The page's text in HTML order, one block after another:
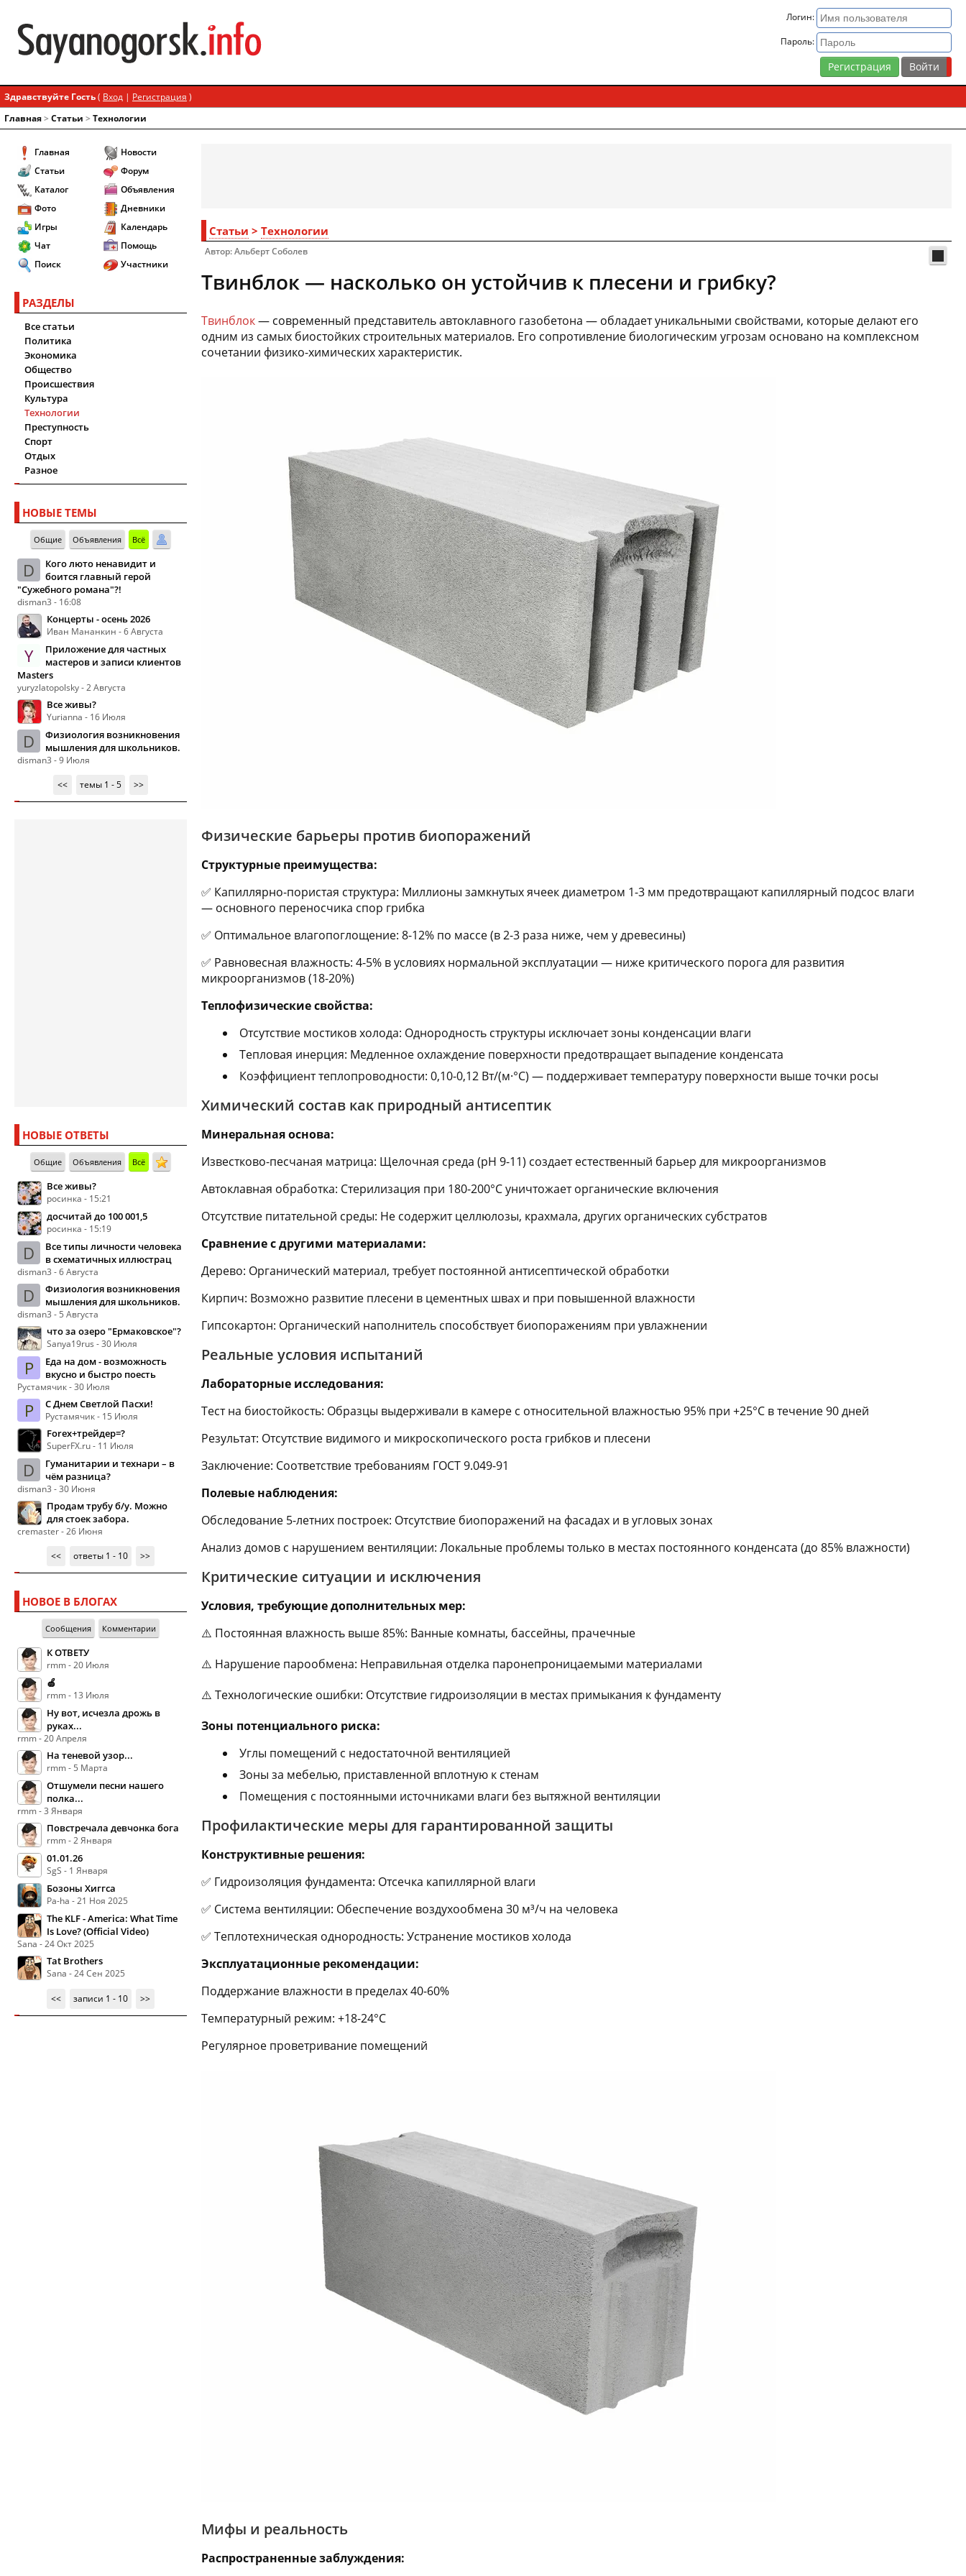
Логин:
Пароль:
Регистрация
Здравствуйте Гость( Вход | Регистрация )
Главная> Статьи > Технологии
Главная
Статьи
Каталог
Фото
Игры
Чат
Поиск
Новости
Форум
Объявления
Дневники
Календарь
Помощь
Участники
РАЗДЕЛЫ
Все статьи
Политика
Экономика
Общество
Происшествия
Культура
Технологии
Преступность
Спорт
Отдых
Разное
НОВЫЕ ТЕМЫ
Общие Объявления Всё
D
Кого люто ненавидит и
боится главный герой
"Сужебного романа"?!
disman3 - 16:08
Концерты - осень 2026
Иван Мананкин - 6 Августа
Y
Приложение для частных
мастеров и записи клиентов
Masters
yuryzlatopolsky - 2 Августа
Все живы?
Yurianna - 16 Июля
D
Физиология возникновения
мышления для школьников.
disman3 - 9 Июля
<<
темы 1 - 5 >>
НОВЫЕ ОТВЕТЫ
Общие Объявления Всё
Все живы?
росинка - 15:21
досчитай до 100 001,5
росинка - 15:19
D
Все типы личности человека
в схематичных иллюстрац
disman3 - 6 Августа
D
Физиология возникновения
мышления для школьников.
disman3 - 5 Августа
что за озеро "Ермаковское"?
Sanya19rus - 30 Июля
Р
Еда на дом - возможность
вкусно и быстро поесть
Рустамячик - 30 Июля
Р С Днем Светлой Пасхи!
Рустамячик - 15 Июля
Forex+трейдер=?
SuperFX.ru - 11 Июля
D
Гуманитарии и технари – в
чём разница?
disman3 - 30 Июня
Продам трубу б/у. Можно
для стоек забора.
cremaster - 26 Июня
<<
ответы 1 - 10 >>
НОВОЕ В БЛОГАХ
Сообщения Комментарии
К ОТВЕТУ
rmm - 20 Июля
🍏
rmm - 13 Июля
Ну вот, исчезла дрожь в
руках...
rmm - 20 Апреля
На теневой узор...
rmm - 5 Марта
Отшумели песни нашего
полка...
rmm - 3 Января
Повстречала девчонка бога
rmm - 2 Января
01.01.26
SgS - 1 Января
Бозоны Хиггса
Pa-ha - 21 Ноя 2025
The KLF - America: What Time
Is Love? (Official Video)
Sana - 24 Окт 2025
Tat Brothers
Sana - 24 Сен 2025
<< записи 1 - 10 >>
Статьи > Технологии
Автор: Альберт Соболев
Твинблок — насколько он устойчив к плесени и грибку?
Твинблок— современный представитель автоклавного газобетона — обладает уникальными свойствами, которые делают его
одним из самых биостойких строительных материалов. Его сопротивление биологическим угрозам основано на комплексном
сочетании физико-химических характеристик.
Физические барьеры против биопоражений
Структурные преимущества:
✅ Капиллярно-пористая структура: Миллионы замкнутых ячеек диаметром 1-3 мм предотвращают капиллярный подсос влаги
— основного переносчика спор грибка
✅ Оптимальное влагопоглощение: 8-12% по массе (в 2-3 раза ниже, чем у древесины)
✅ Равновесная влажность: 4-5% в условиях нормальной эксплуатации — ниже критического порога для развития
микроорганизмов (18-20%)
Теплофизические свойства:
Отсутствие мостиков холода: Однородность структуры исключает зоны конденсации влаги
Тепловая инерция: Медленное охлаждение поверхности предотвращает выпадение конденсата
Коэффициент теплопроводности: 0,10-0,12 Вт/(м·°C) — поддерживает температуру поверхности выше точки росы
Химический состав как природный антисептик
Минеральная основа:
Известково-песчаная матрица: Щелочная среда (pH 9-11) создает естественный барьер для микроорганизмов
Автоклавная обработка: Стерилизация при 180-200°C уничтожает органические включения
Отсутствие питательной среды: Не содержит целлюлозы, крахмала, других органических субстратов
Сравнение с другими материалами:
Дерево: Органический материал, требует постоянной антисептической обработки
Кирпич: Возможно развитие плесени в цементных швах и при повышенной влажности
Гипсокартон: Органический наполнитель способствует биопоражениям при увлажнении
Реальные условия испытаний
Лабораторные исследования:
Тест на биостойкость: Образцы выдерживали в камере с относительной влажностью 95% при +25°C в течение 90 дней
Результат: Отсутствие видимого и микроскопического роста грибков и плесени
Заключение: Соответствие требованиям ГОСТ 9.049-91
Полевые наблюдения:
Обследование 5-летних построек: Отсутствие биопоражений на фасадах и в угловых зонах
Анализ домов с нарушением вентиляции: Локальные проблемы только в местах постоянного конденсата (до 85% влажности)
Критические ситуации и исключения
Условия, требующие дополнительных мер:
⚠️ Постоянная влажность выше 85%: Ванные комнаты, бассейны, прачечные
⚠️ Нарушение парообмена: Неправильная отделка паронепроницаемыми материалами
⚠️ Технологические ошибки: Отсутствие гидроизоляции в местах примыкания к фундаменту
Зоны потенциального риска:
Углы помещений с недостаточной вентиляцией
Зоны за мебелью, приставленной вплотную к стенам
Помещения с постоянными источниками влаги без вытяжной вентиляции
Профилактические меры для гарантированной защиты
Конструктивные решения:
✅ Гидроизоляция фундамента: Отсечка капиллярной влаги
✅ Система вентиляции: Обеспечение воздухообмена 30 м³/ч на человека
✅ Теплотехническая однородность: Устранение мостиков холода
Эксплуатационные рекомендации:
Поддержание влажности в пределах 40-60%
Температурный режим: +18-24°C
Регулярное проветривание помещений
Мифы и реальность
Распространенные заблуждения: